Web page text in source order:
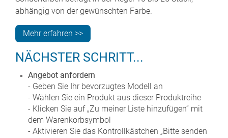
abhängig von der gewünschten Farbe.
Mehr erfahren >>
NÄCHSTER SCHRITT...
Angebot anfordern
- Geben Sie Ihr bevorzugtes Modell an
- Wählen Sie ein Produkt aus dieser Produktreihe
- Klicken Sie auf „Zu meiner Liste hinzufügen“ mit
dem Warenkorbsymbol
- Aktivieren Sie das Kontrollkästchen „Bitte senden